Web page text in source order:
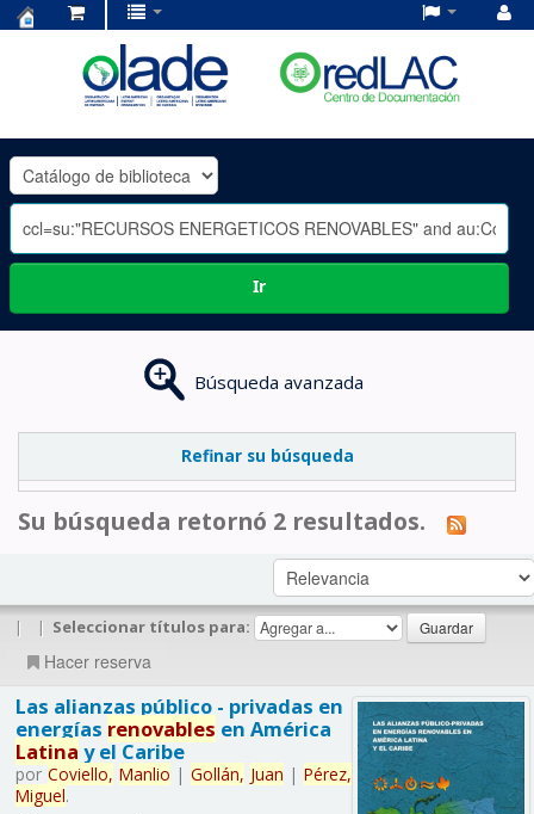
OLADE
-
Ir
Búsqueda avanzada
Refinar su búsqueda
Su búsqueda retornó 2 resultados.
| | Seleccionar títulos para:
Hacer reserva
Las alianzas público - privadas en
energías renovables en América
Latina y el Caribe
por Coviello, Manlio | Gollán, Juan | Pérez,
Miguel.